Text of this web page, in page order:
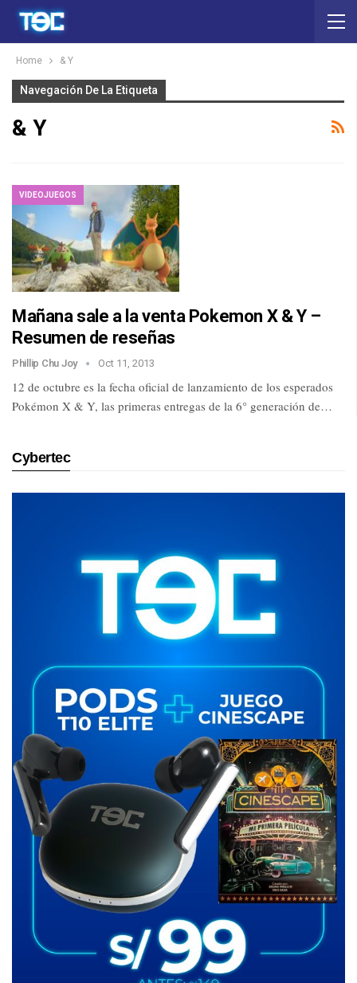
Home & Y
Navegación De La Etiqueta
& Y
VIDEOJUEGOS
Mañana sale a la venta Pokemon X & Y –
Resumen de reseñas
Phillip Chu Joy Oct 11, 2013
12 de octubre es la fecha oficial de lanzamiento de los esperados
Pokémon X & Y, las primeras entregas de la 6° generación de…
Cybertec